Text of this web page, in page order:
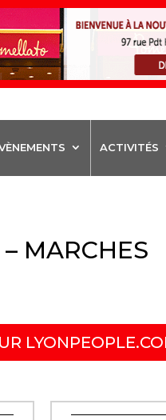
ACTIVITÉS
MARCHES